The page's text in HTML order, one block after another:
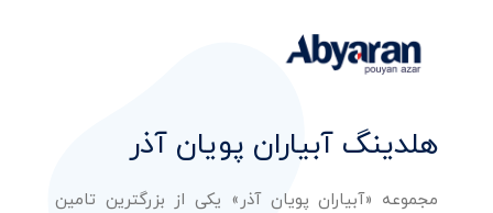
هلدینگ آبیاران پویان آذر
مجموعه «آبیاران پویان آذر» یکی از بزرگترین تامین